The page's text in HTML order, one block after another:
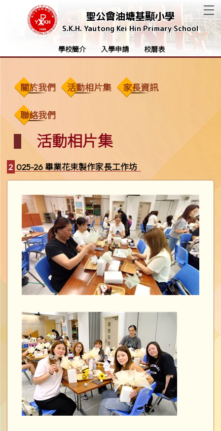
聖公會油塘基顯小學
S.K.H. Yautong Kei Hin Primary School
學校簡介 入學申請 校曆表
關於我們 活動相片集 家長資訊
聯絡我們
活動相片集
2025-26 畢業花束製作家長工作坊